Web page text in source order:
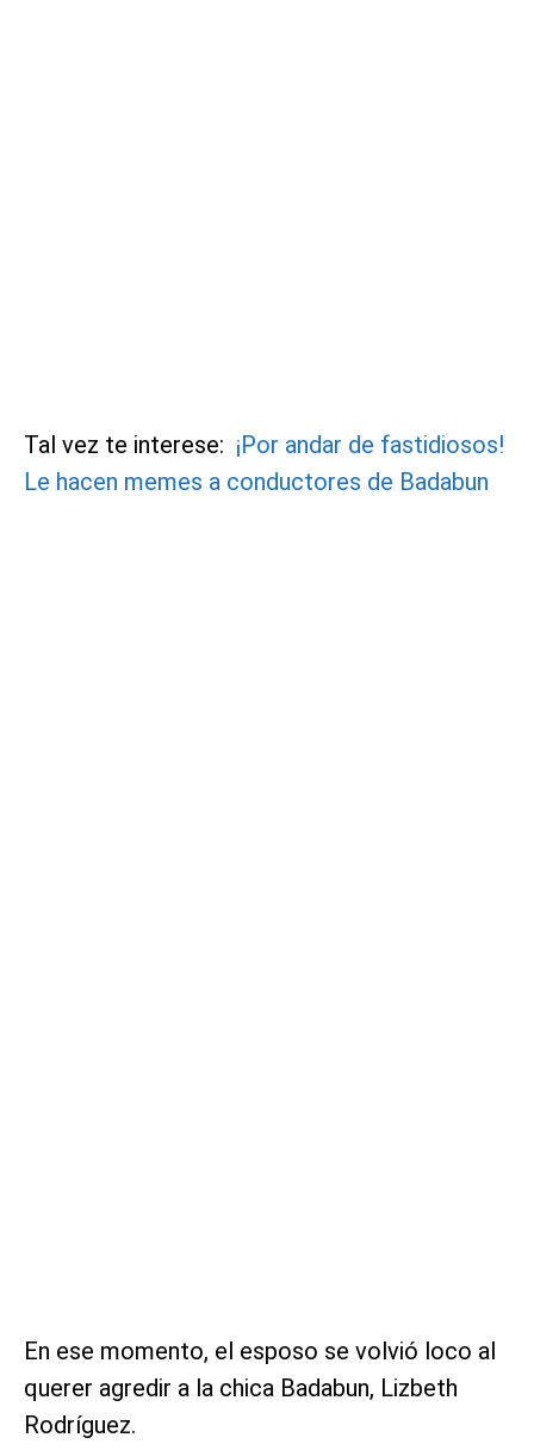
Tal vez te interese: ¡Por andar de fastidiosos!
Le hacen memes a conductores de Badabun
En ese momento, el esposo se volvió loco al
querer agredir a la chica Badabun, Lizbeth
Rodríguez.